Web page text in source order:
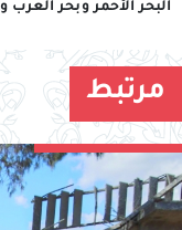
البحر الأحمر وبحر العرب
مرتبط